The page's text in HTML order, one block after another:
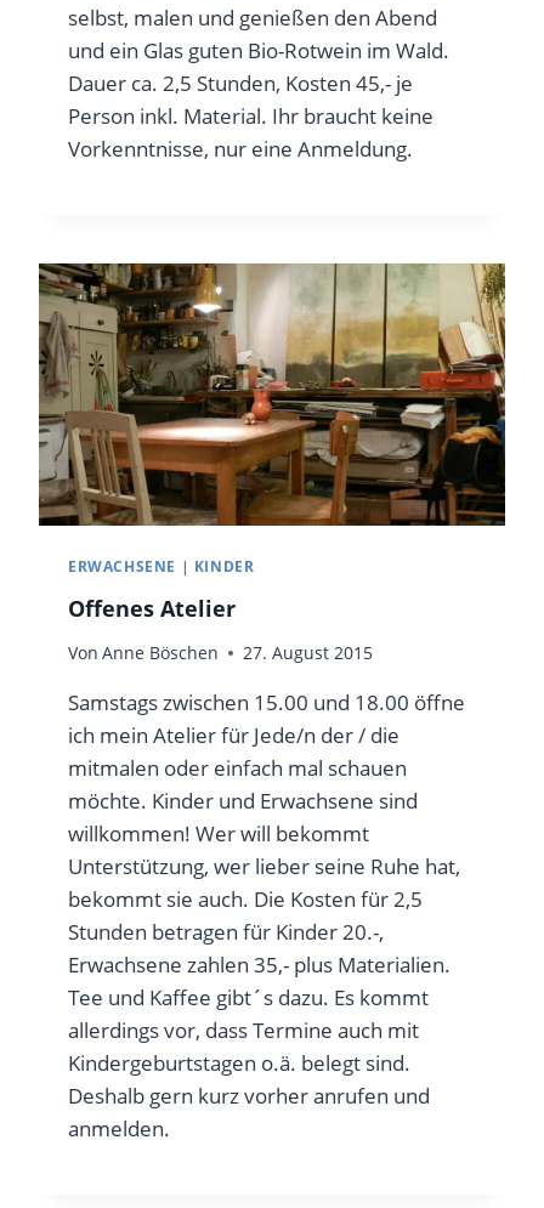
selbst, malen und genießen den Abend
und ein Glas guten Bio-Rotwein im Wald.
Dauer ca. 2,5 Stunden, Kosten 45,- je
Person inkl. Material. Ihr braucht keine
Vorkenntnisse, nur eine Anmeldung.
ERWACHSENE | KINDER
Offenes Atelier
Von Anne Böschen 27. August 2015
Samstags zwischen 15.00 und 18.00 öffne
ich mein Atelier für Jede/n der / die
mitmalen oder einfach mal schauen
möchte. Kinder und Erwachsene sind
willkommen! Wer will bekommt
Unterstützung, wer lieber seine Ruhe hat,
bekommt sie auch. Die Kosten für 2,5
Stunden betragen für Kinder 20.-,
Erwachsene zahlen 35,- plus Materialien.
Tee und Kaffee gibt´s dazu. Es kommt
allerdings vor, dass Termine auch mit
Kindergeburtstagen o.ä. belegt sind.
Deshalb gern kurz vorher anrufen und
anmelden.